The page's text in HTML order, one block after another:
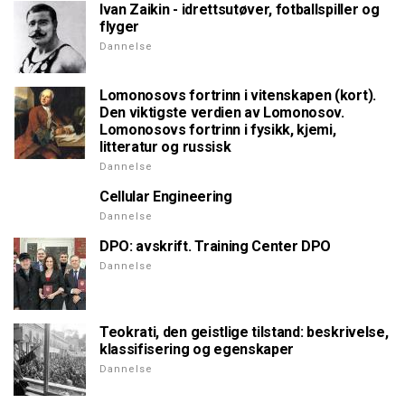
Ivan Zaikin - idrettsutøver, fotballspiller og
flyger
Dannelse
Lomonosovs fortrinn i vitenskapen (kort).
Den viktigste verdien av Lomonosov.
Lomonosovs fortrinn i fysikk, kjemi,
litteratur og russisk
Dannelse
Cellular Engineering
Dannelse
DPO: avskrift. Training Center DPO
Dannelse
Teokrati, den geistlige tilstand: beskrivelse,
klassifisering og egenskaper
Dannelse